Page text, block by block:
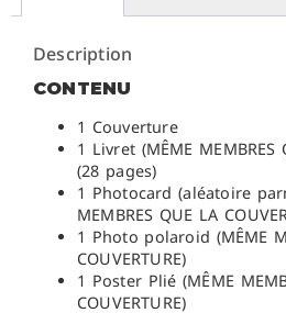
Description
CONTENU
1 Couverture
1 Livret (MÊME MEMBRES
(28 pages)
1 Photocard (aléatoire
MEMBRES QUE LA
1 Photo polaroid (MÊME
COUVERTURE)
1 Poster Plié (MÊME
COUVERTURE)